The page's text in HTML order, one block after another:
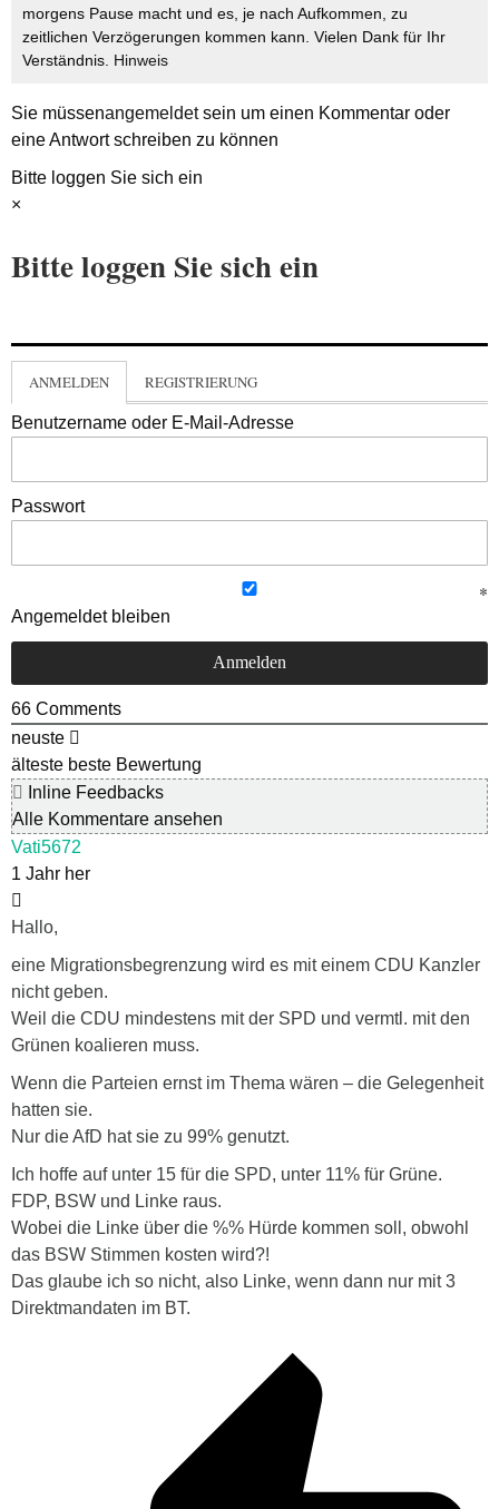
morgens Pause macht und es, je nach Aufkommen, zu
zeitlichen Verzögerungen kommen kann. Vielen Dank für Ihr
Verständnis. Hinweis
Sie müssenangemeldetsein um einen Kommentar oder
eine Antwort schreiben zu können
Bitte loggen Sie sich ein
×
Bitte loggen Sie sich ein
ANMELDEN REGISTRIERUNG
Benutzername oder E-Mail-Adresse
Passwort
Angemeldet bleiben
66 Comments
neuste
älteste beste Bewertung
Inline Feedbacks
Alle Kommentare ansehen
Vati5672
1 Jahr her
Hallo,
eine Migrationsbegrenzung wird es mit einem CDU Kanzler
nicht geben.
Weil die CDU mindestens mit der SPD und vermtl. mit den
Grünen koalieren muss.
Wenn die Parteien ernst im Thema wären – die Gelegenheit
hatten sie.
Nur die AfD hat sie zu 99% genutzt.
Ich hoffe auf unter 15 für die SPD, unter 11% für Grüne.
FDP, BSW und Linke raus.
Wobei die Linke über die %% Hürde kommen soll, obwohl
das BSW Stimmen kosten wird?!
Das glaube ich so nicht, also Linke, wenn dann nur mit 3
Direktmandaten im BT.